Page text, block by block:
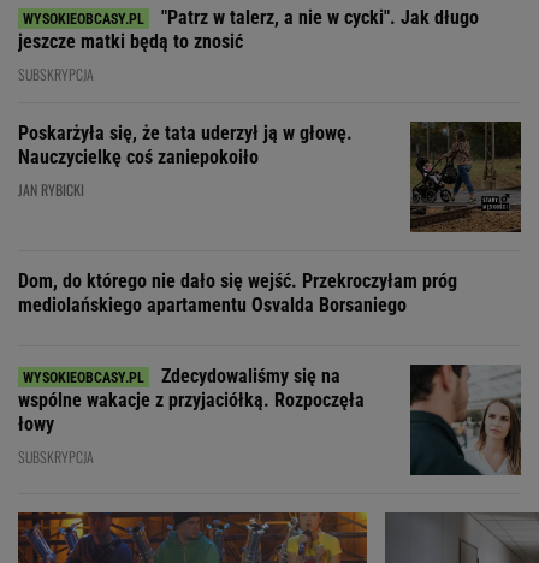
"Patrz w talerz, a nie w cycki". Jak długo
jeszcze matki będą to znosić
SUBSKRYPCJA
Poskarżyła się, że tata uderzył ją w głowę.
Nauczycielkę coś zaniepokoiło
JAN RYBICKI
Dom, do którego nie dało się wejść. Przekroczyłam próg
mediolańskiego apartamentu Osvalda Borsaniego
Zdecydowaliśmy się na
wspólne wakacje z przyjaciółką. Rozpoczęła
łowy
SUBSKRYPCJA